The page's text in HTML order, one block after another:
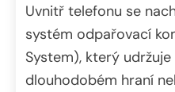
Uvnitř telefonu se
systém odpařovací
System), který
dlouhodobém hraní